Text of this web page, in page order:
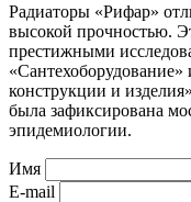
Радиаторы «Рифар»
высокой прочностью.
престижными
конструкции и
была зафиксирована
эпидемиологии.
Имя
E-mail